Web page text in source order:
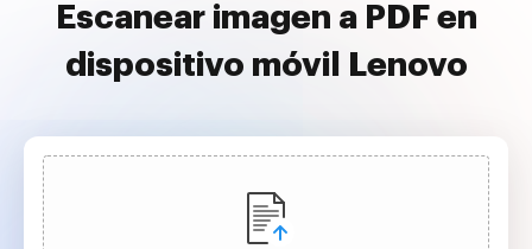
Escanear imagen a PDF en
dispositivo móvil Lenovo